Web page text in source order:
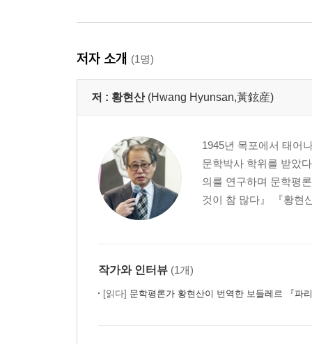
인문학의 어제와 오늘
1700개의 섬
변화 없다면 ‘푸른 양’이 무슨 소용인가
운명과 인간의 위엄
마더 구스의 노래
오리찜 먹는 법
표절에 관하여
언어, 그 숨은 진실을 위한 여행
저자 소개 (1명)
저 : 황현산 (Hwang Hyunsan,黃鉉産)
1945년 목포에서 태어
문학박사 학위를 받았
의를 연구하며 문학평
것이 참 많다』 『황현
작가와 인터뷰 (1개)
[읽다] 문학평론가 황현산이 번역한 보들레르 『파